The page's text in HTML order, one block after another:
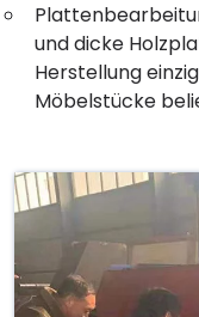
und dicke
Herstellung
Möbelstücke